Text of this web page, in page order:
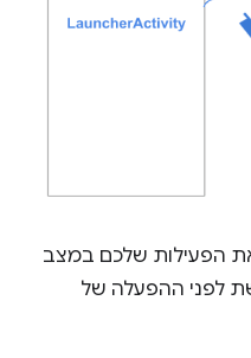
הפעילות שלכם במצב
לפני ההפעלה של